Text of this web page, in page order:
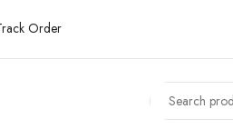
Order